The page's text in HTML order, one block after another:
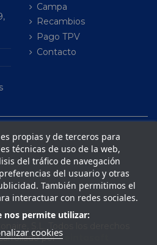
Campa
Recambios
Pago TPV
Contacto
propias y de terceros para
técnicas de uso de la web,
del tráfico de navegación
del usuario y otras
También permitimos el
interactuar con redes sociales.
nos permite utilizar:
cookies
porSeintosoft